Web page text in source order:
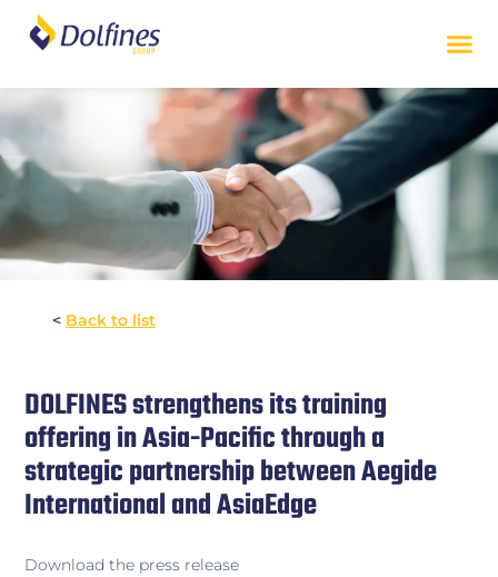
< Back to list
DOLFINES strengthens its training
offering in Asia-Pacific through a
strategic partnership between Aegide
International and AsiaEdge
Download the press release